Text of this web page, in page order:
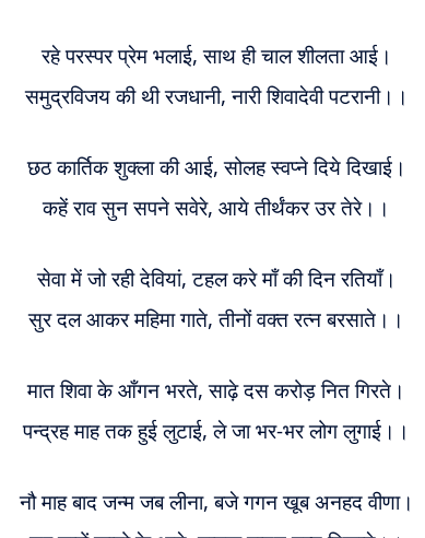
रहे परस्पर प्रेम भलाई,साथ ही चाल शीलता आई।
समुद्रविजय की थी रजधानी,नारी शिवादेवी पटरानी।।
छठ कार्तिक शुक्ला की आई,सोलह स्वप्ने दिये दिखाई।
कहें राव सुन सपने सवेरे, आये तीर्थंकर उर तेरे।।
सेवा में जो रही देवियां,टहल करे माँ की दिन रतियाँ।
सुर दल आकर महिमा गाते,तीनों वक्त रत्न बरसाते।।
मात शिवा के आँगन भरते,साढ़े दस करोड़ नित गिरते।
पन्द्रह माह तक हुई लुटाई,ले जा भर-भर लोग लुगाई।।
नौ माह बाद जन्म जब लीना,बजे गगन खूब अनहद वीणा।